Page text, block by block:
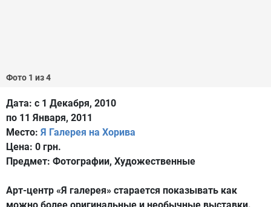
Фото 1 из 4
Дата: с 1 Декабря, 2010
по 11 Января, 2011
Место: Я Галерея на Хорива
Цена: 0 грн.
Предмет: Фотографии, Художественные
Арт-центр «Я галерея» старается показывать как